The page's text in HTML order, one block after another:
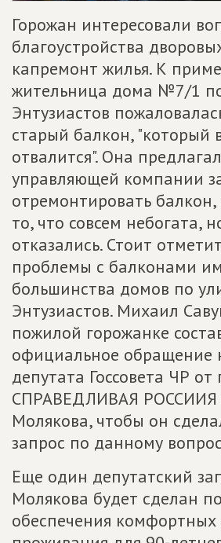
Горожан интересовали
благоустройства
капремонт жилья. К
жительница дома №7/1
Энтузиастов
старый балкон, "который
отвалится". Она
управляющей компании
отремонтировать
то, что совсем небогата,
отказались. Стоит
проблемы с балконами
большинства домов по
Энтузиастов. Михаил
пожилой горожанке
официальное обращение
депутата Госсовета ЧР от
СПРАВЕДЛИВАЯ РОССИИЯ
Молякова, чтобы он
запрос по данному
Еще один депутатский
Молякова будет сделан
обеспечения комфортных